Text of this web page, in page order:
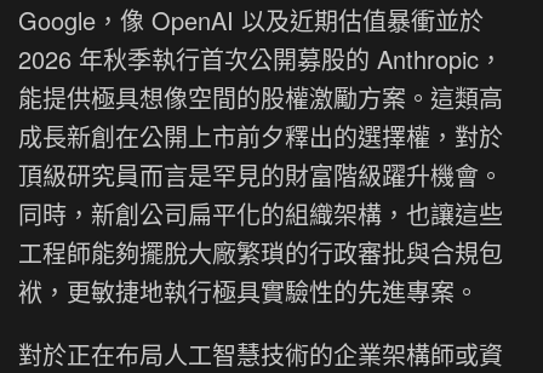
Google，像 OpenAI 以及近期估值暴衝並於
2026 年秋季執行首次公開募股的 Anthropic，
能提供極具想像空間的股權激勵方案。這類高
成長新創在公開上市前夕釋出的選擇權，對於
頂級研究員而言是罕見的財富階級躍升機會。
同時，新創公司扁平化的組織架構，也讓這些
工程師能夠擺脫大廠繁瑣的行政審批與合規包
袱，更敏捷地執行極具實驗性的先進專案。
對於正在布局人工智慧技術的企業架構師或資